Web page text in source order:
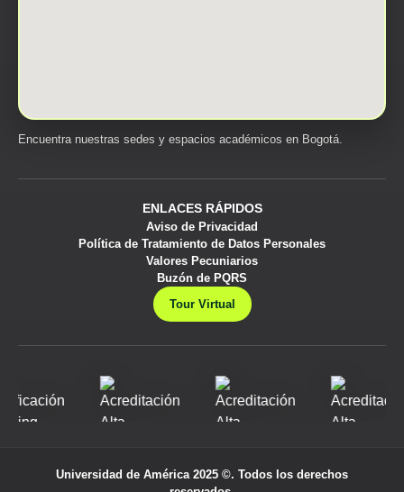
Encuentra nuestras sedes y espacios académicos en Bogotá.
ENLACES RÁPIDOS
Aviso de Privacidad
Política de Tratamiento de Datos Personales
Valores Pecuniarios
Buzón de PQRS
Tour Virtual
Universidad de América 2025 ©. Todos los derechos